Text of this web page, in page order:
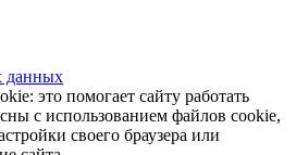
данных
это помогает сайту работать
с использованием файлов cookie,
своего браузера или